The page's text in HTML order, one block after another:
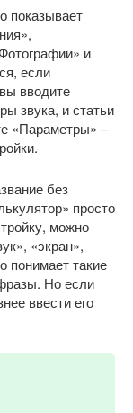
показывает
и
если
вводите
звука, и статьи
«Параметры» –
без
просто
можно
«экран»,
понимает такие
Но если
ввести его